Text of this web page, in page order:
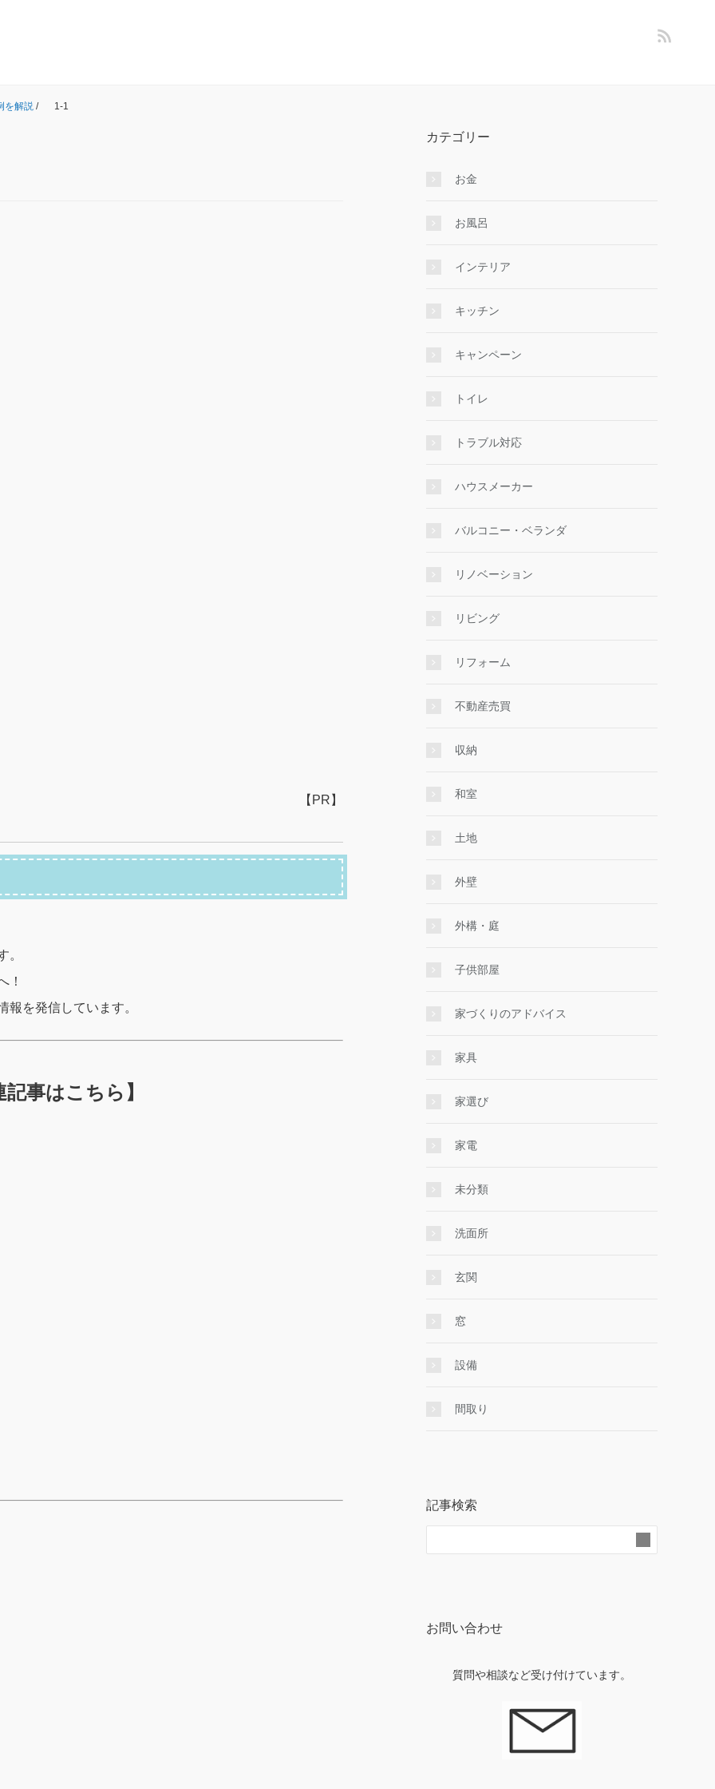
を解説 / 1-1
【PR】
。
！
報を発信しています。
記事はこちら】
カテゴリー
お金
お風呂
インテリア
キッチン
キャンペーン
トイレ
トラブル対応
ハウスメーカー
バルコニー・ベランダ
リノベーション
リビング
リフォーム
不動産売買
収納
和室
土地
外壁
外構・庭
子供部屋
家づくりのアドバイス
家具
家選び
家電
未分類
洗面所
玄関
窓
設備
間取り
記事検索
お問い合わせ
質問や相談など受け付けています。